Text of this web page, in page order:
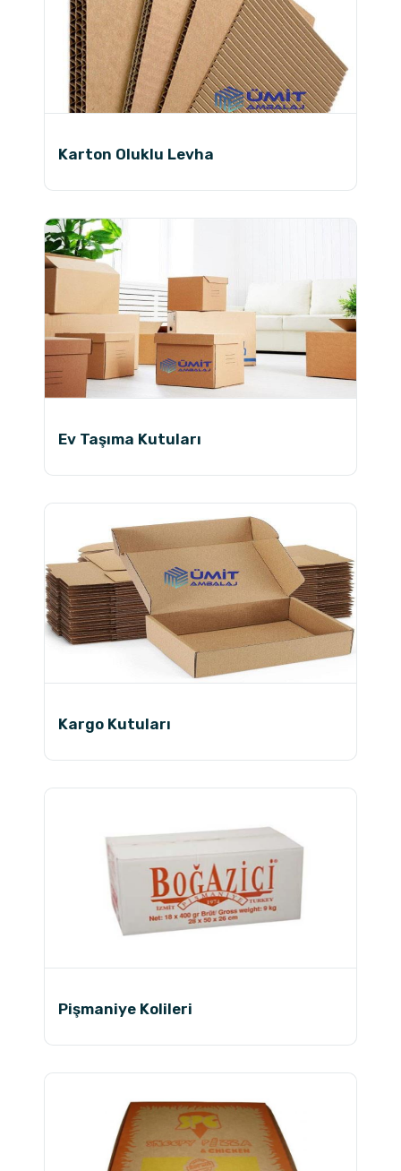
Karton Oluklu Levha
Ev Taşıma Kutuları
Kargo Kutuları
Pişmaniye Kolileri